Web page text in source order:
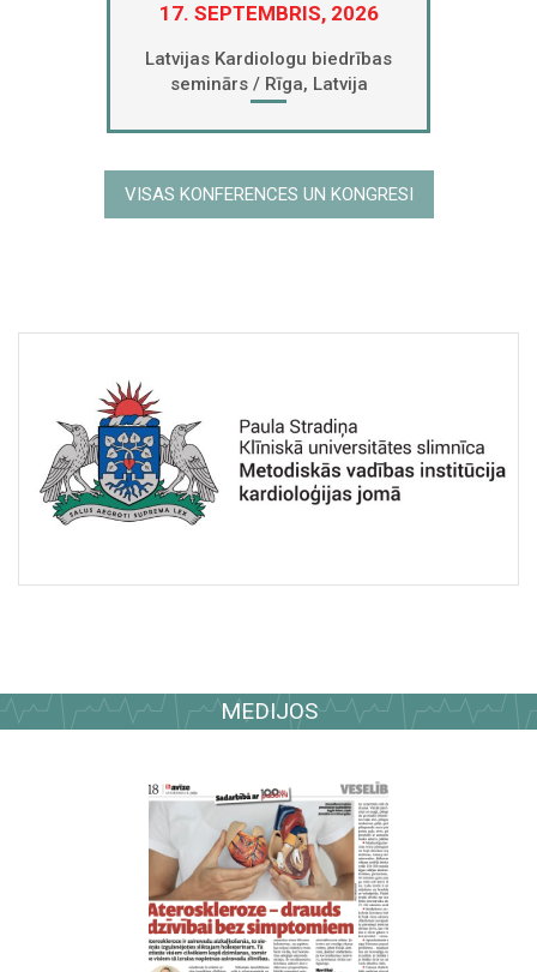
17. SEPTEMBRIS, 2026
Latvijas Kardiologu biedrības
seminārs / Rīga, Latvija
VISAS KONFERENCES UN KONGRESI
MEDIJOS